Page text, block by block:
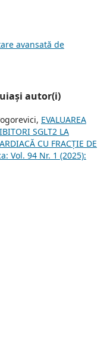
avansată de
autor(i)
EVALUAREA
SGLT2 LA
CU FRACȚIE DE
Vol. 94 Nr. 1 (2025):